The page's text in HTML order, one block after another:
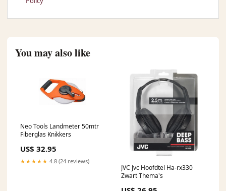
You may also like
Neo Tools Landmeter 50mtr
Fiberglas Knikkers
US$ 32.95
★★★★★ 4.8 (24 reviews)
JVC Jvc Hoofdtel Ha-rx330
Zwart Thema's